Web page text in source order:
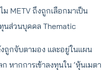
ม METV ถึงถูกเลือกมาเป็น
นส่วนบุคคล Thematic
งถูกจับตามอง และอยู่ในแผน
หากการเข้าลงทุนใน ‘หุ้นเมตา